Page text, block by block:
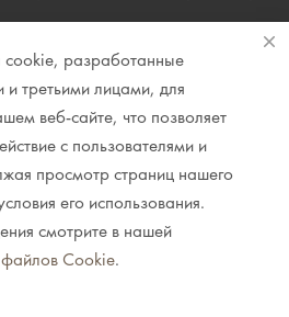
11
ул. Хохрякова, д. 98, салон 27, ТЦ
вход с ул. Куйбышева
"Природа звука" // Звук. Свет.
Музыкальные
разработанные
третьими лицами, для
веб-сайте, что позволяет
с пользователями и
просмотр страниц нашего
его использования.
смотрите в нашей
Cookie.